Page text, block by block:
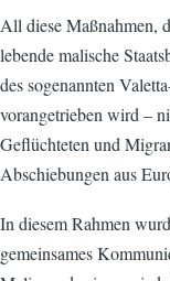
All diese Maßnahmen,
lebende malische
des sogenannten
vorangetrieben wird –
Geflüchteten und
Abschiebungen aus
In diesem Rahmen
gemeinsames